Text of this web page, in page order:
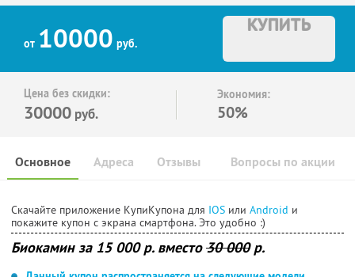
от 10000 руб.
КУПИТЬ
Цена без скидки:
30000 руб.
Экономия:
50%
Основное Отзывы Вопросы по акции
Адреса
Скачайте приложение КупиКупона для IOS или Android и
покажите купон с экрана смартфона. Это удобно :)
Биокамин за 15 000 р. вместо30 000р.